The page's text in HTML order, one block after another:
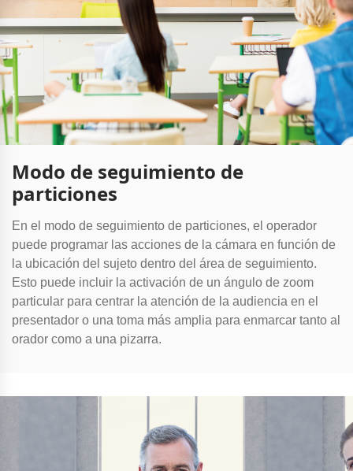
Modo de seguimiento de
particiones
En el modo de seguimiento de particiones, el operador
puede programar las acciones de la cámara en función de
la ubicación del sujeto dentro del área de seguimiento.
Esto puede incluir la activación de un ángulo de zoom
particular para centrar la atención de la audiencia en el
presentador o una toma más amplia para enmarcar tanto al
orador como a una pizarra.